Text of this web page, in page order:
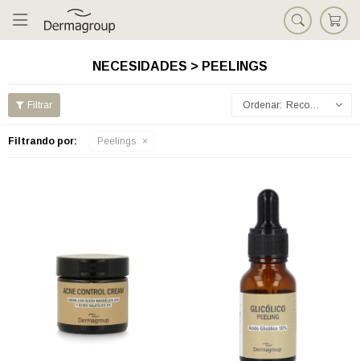

NECESIDADES > PEELINGS
Recomendados
Filtrando por: Peelings